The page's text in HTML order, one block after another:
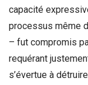
capacité
processus même
– fut compromis
requérant
s’évertue à